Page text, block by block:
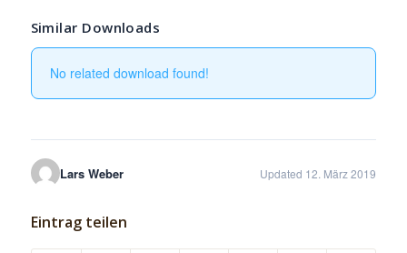
Similar Downloads
No related download found!
Lars Weber Updated 12. März 2019
Eintrag teilen